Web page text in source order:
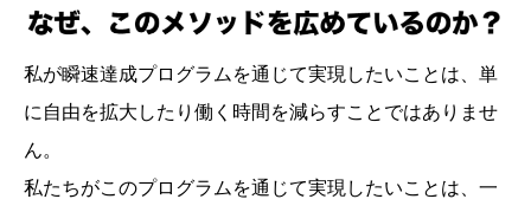
私が瞬速達成プログラムを通じて実現したいことは、単
に自由を拡大したり働く時間を減らすことではありませ
ん。
私たちがこのプログラムを通じて実現したいことは、一